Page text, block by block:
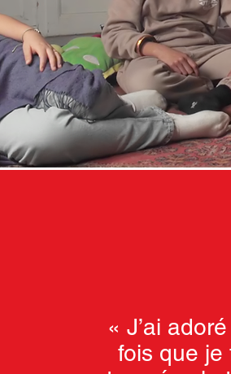
« J’ai
fois que je